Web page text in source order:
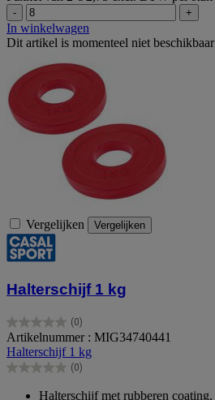
- +
In winkelwagen
Dit artikel is momenteel niet beschikbaar
Vergelijken Vergelijken
Halterschijf 1 kg
(0)
0.0
van
de
5
Artikelnummer : MIG34740441
Halterschijf 1 kg
(0)
0.0
Halterschijf met rubberen coating.